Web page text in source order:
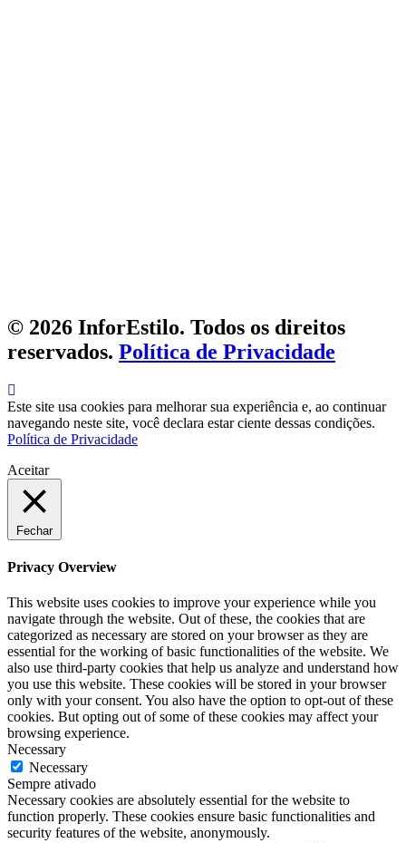
© 2026 InforEstilo. Todos os direitos
reservados. Política de Privacidade
Este site usa cookies para melhorar sua experiência e, ao continuar
navegando neste site, você declara estar ciente dessas condições.
Política de Privacidade
Aceitar
Fechar
Privacy Overview
This website uses cookies to improve your experience while you
navigate through the website. Out of these, the cookies that are
categorized as necessary are stored on your browser as they are
essential for the working of basic functionalities of the website. We
also use third-party cookies that help us analyze and understand how
you use this website. These cookies will be stored in your browser
only with your consent. You also have the option to opt-out of these
cookies. But opting out of some of these cookies may affect your
browsing experience.
Necessary
Necessary
Sempre ativado
Necessary cookies are absolutely essential for the website to
function properly. These cookies ensure basic functionalities and
security features of the website, anonymously.